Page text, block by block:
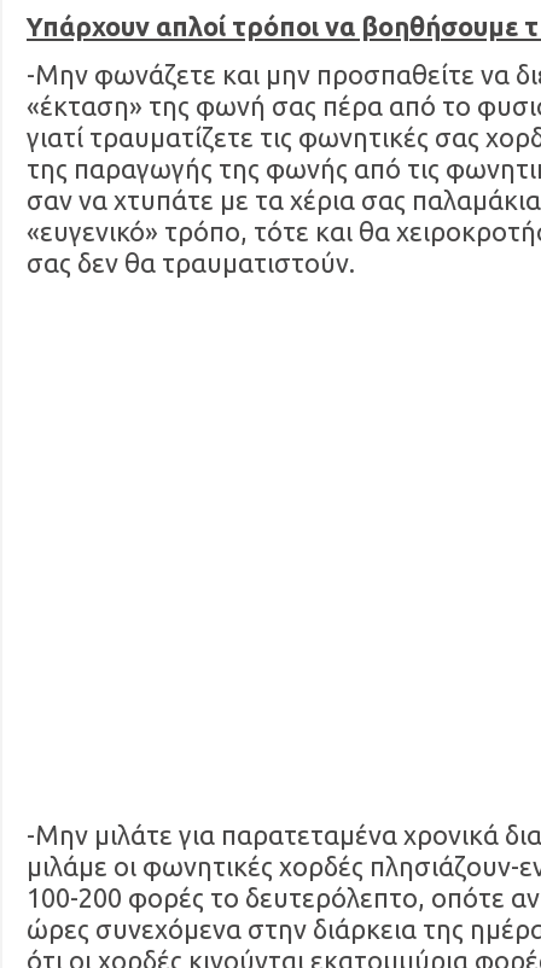
Υπάρχουν απλοί τρόποι να βοηθήσουμε
-Μην φωνάζετε και μην προσπαθείτε να
«έκταση» της φωνή σας πέρα από το
γιατί τραυματίζετε τις φωνητικές σας
της παραγωγής της φωνής από τις
σαν να χτυπάτε με τα χέρια σας
«ευγενικό» τρόπο, τότε και θα
σας δεν θα τραυματιστούν.
-Μην μιλάτε για παρατεταμένα χρονικά
μιλάμε οι φωνητικές χορδές πλησιάζουν-
100-200 φορές το δευτερόλεπτο, οπότε αν
ώρες συνεχόμενα στην διάρκεια της
ότι οι χορδές κινούνται εκατομμύρια